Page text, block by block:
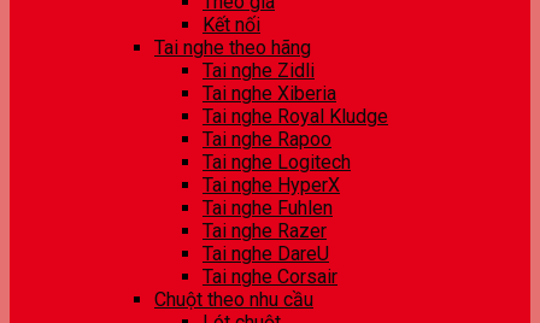
Kết nối
Tai nghe theo hãng
Tai nghe Zidli
Tai nghe Xiberia
Tai nghe Royal Kludge
Tai nghe Rapoo
Tai nghe Logitech
Tai nghe HyperX
Tai nghe Fuhlen
Tai nghe Razer
Tai nghe DareU
Tai nghe Corsair
Chuột theo nhu cầu